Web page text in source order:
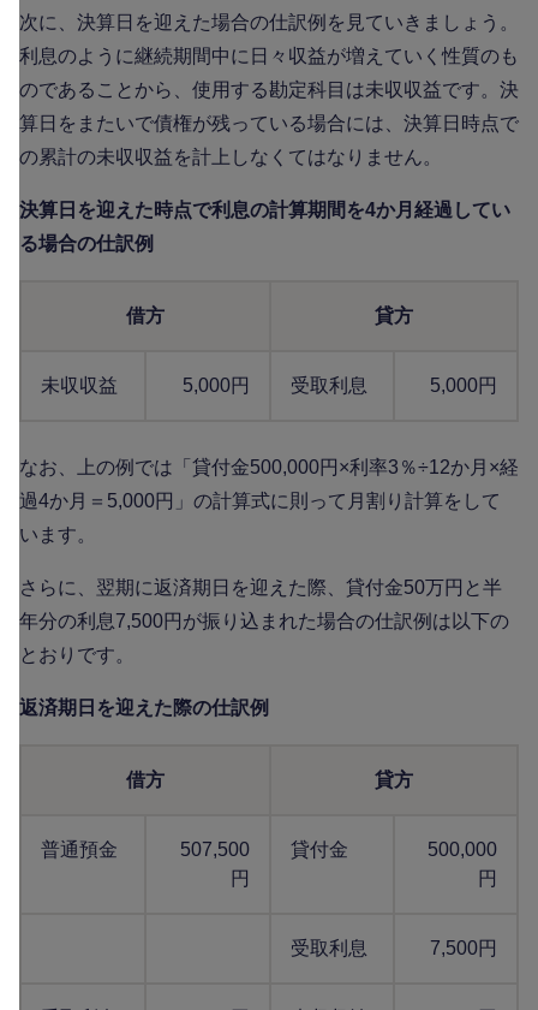
次に、決算日を迎えた場合の仕訳例を見ていきましょう。
利息のように継続期間中に日々収益が増えていく性質のも
のであることから、使用する勘定科目は未収収益です。決
算日をまたいで債権が残っている場合には、決算日時点で
の累計の未収収益を計上しなくてはなりません。
決算日を迎えた時点で利息の計算期間を4か月経過してい
る場合の仕訳例
借方 貸方
未収収益 5,000円 受取利息 5,000円
なお、上の例では「貸付金500,000円×利率3％÷12か月×経
過4か月＝5,000円」の計算式に則って月割り計算をして
います。
さらに、翌期に返済期日を迎えた際、貸付金50万円と半
年分の利息7,500円が振り込まれた場合の仕訳例は以下の
とおりです。
返済期日を迎えた際の仕訳例
借方 貸方
普通預金
507,500
円
貸付金
500,000
円
受取利息 7,500円